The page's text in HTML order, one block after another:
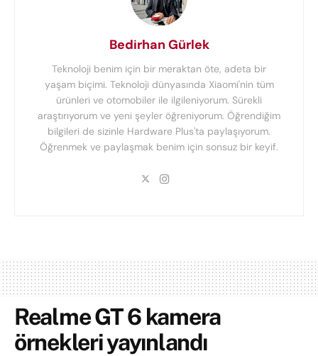
Bedirhan Gürlek
Teknoloji benim için bir meraktan öte, adeta bir
yaşam biçimi. Teknoloji dünyasında Xiaomi'nin tüm
ürünleri ve otomobiler ile ilgileniyorum. Sürekli
araştırıyorum ve yeni şeyler öğreniyorum. Öğrendiğim
bilgileri de sizinle Hardware Plus'ta paylaşıyorum.
Öğrenmek ve paylaşmak benim için sonsuz bir keyif.
Realme GT 6 kamera
örnekleri yayınlandı